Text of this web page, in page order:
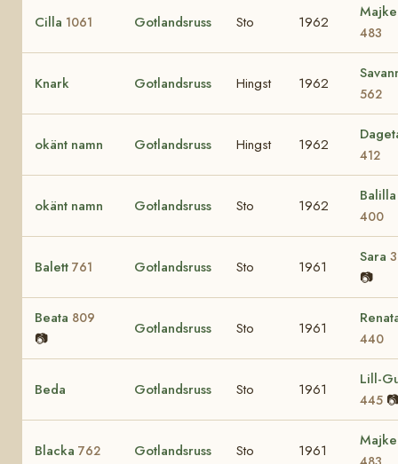
Cilla 1061 Gotlandsruss Sto 1962
483
Knark Gotlandsruss Hingst 1962
562
okänt namn Gotlandsruss Hingst 1962
412
okänt namn Gotlandsruss Sto 1962
400
Balett 761 Gotlandsruss Sto 1961
Sara
📷
Beata 809
📷
Gotlandsruss Sto 1961
440
Beda Gotlandsruss Sto 1961
Lill-
445
Blacka 762 Gotlandsruss Sto 1961